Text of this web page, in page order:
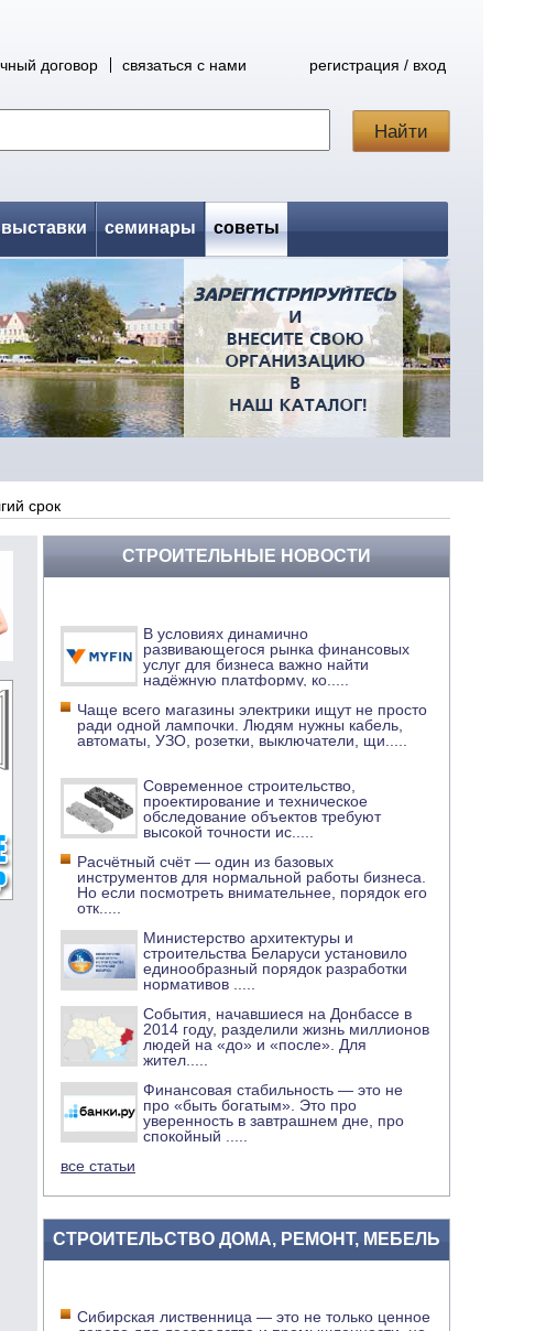
регистрация / вход
договор связаться с нами
выставки семинары советы
срок
СТРОИТЕЛЬНЫЕ НОВОСТИ
В условиях динамично
развивающегося рынка финансовых
услуг для бизнеса важно найти
надёжную платформу, ко
Чаще всего магазины электрики ищут не просто
ради одной лампочки. Людям нужны кабель,
автоматы, УЗО, розетки, выключатели, щи
Современное строительство,
проектирование и техническое
обследование объектов требуют
высокой точности ис
Расчётный счёт — один из базовых
инструментов для нормальной работы бизнеса.
Но если посмотреть внимательнее, порядок его
отк
Министерство архитектуры и
строительства Беларуси установило
единообразный порядок разработки
нормативов
События, начавшиеся на Донбассе в
2014 году, разделили жизнь миллионов
людей на «до» и «после». Для
жител
Финансовая стабильность — это не
про «быть богатым». Это про
уверенность в завтрашнем дне, про
спокойный
все статьи
СТРОИТЕЛЬСТВО ДОМА, РЕМОНТ, МЕБЕЛЬ
Сибирская лиственница — это не только ценное